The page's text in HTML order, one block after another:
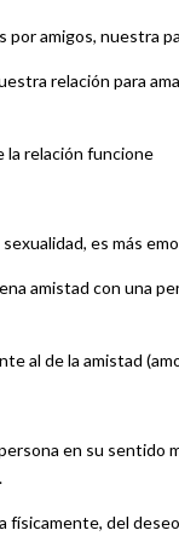
amigos, nuestra
relación para
la relación funcione
es más
amistad con una
al de la amistad
en su sentido
del